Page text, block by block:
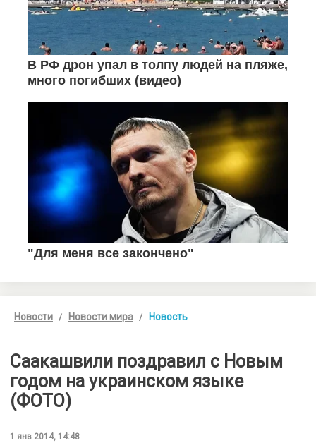
Новости Новости мира Новость
Саакашвили поздравил с Новым
годом на украинском языке
(ФОТО)
1 янв 2014, 14:48